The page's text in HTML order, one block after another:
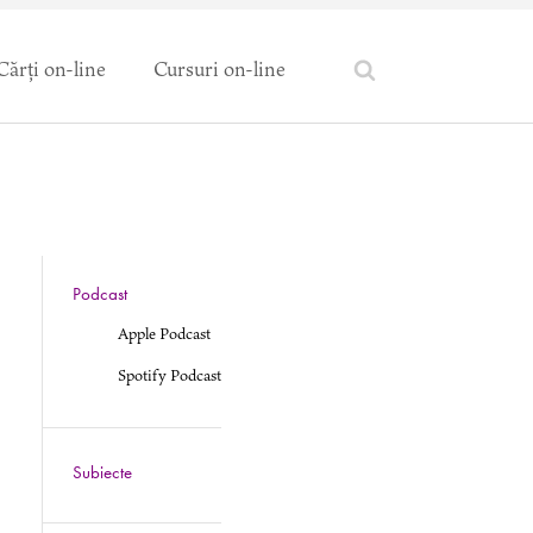
on-line Cursuri on-line
Podcast
Apple Podcast
Spotify Podcast
Subiecte